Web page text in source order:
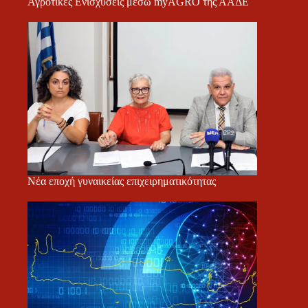
Νέα εποχή γυναικείας επιχειρηματικότητας